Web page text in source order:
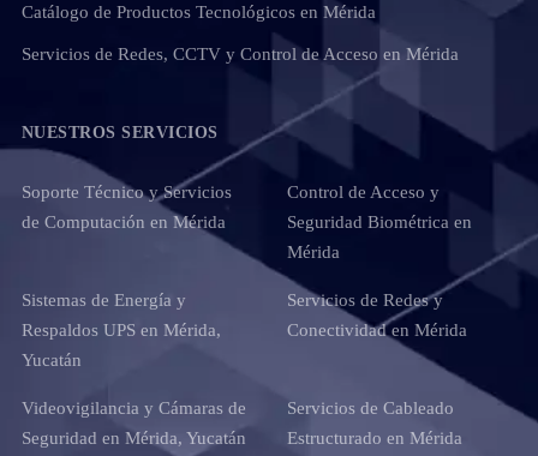
Catálogo de Productos Tecnológicos en Mérida
Servicios de Redes, CCTV y Control de Acceso en Mérida
NUESTROS SERVICIOS
Soporte Técnico y Servicios
de Computación en Mérida
Control de Acceso y
Seguridad Biométrica en
Mérida
Sistemas de Energía y
Respaldos UPS en Mérida,
Yucatán
Servicios de Redes y
Conectividad en Mérida
Videovigilancia y Cámaras de
Seguridad en Mérida, Yucatán
Servicios de Cableado
Estructurado en Mérida